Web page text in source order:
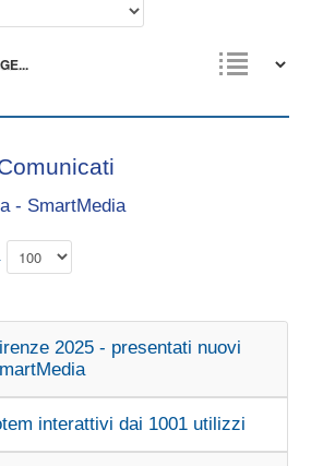
- SmartMedia
2025 - presentati nuovi
interattivi dai 1001 utilizzi